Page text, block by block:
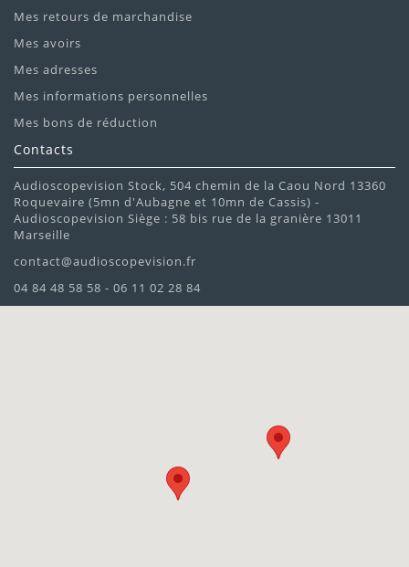
Mes retours de marchandise
Mes avoirs
Mes adresses
Mes informations personnelles
Mes bons de réduction
Contacts
Audioscopevision Stock, 504 chemin de la Caou Nord 13360
Roquevaire (5mn d'Aubagne et 10mn de Cassis) -
Audioscopevision Siège : 58 bis rue de la granière 13011
Marseille
contact@audioscopevision.fr
04 84 48 58 58 - 06 11 02 28 84